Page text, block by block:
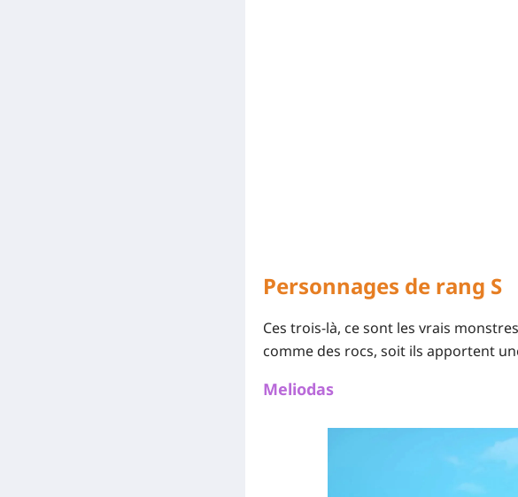
Personnages de rang S
Ces trois-là, ce sont les vrais
comme des rocs, soit ils apportent
Meliodas